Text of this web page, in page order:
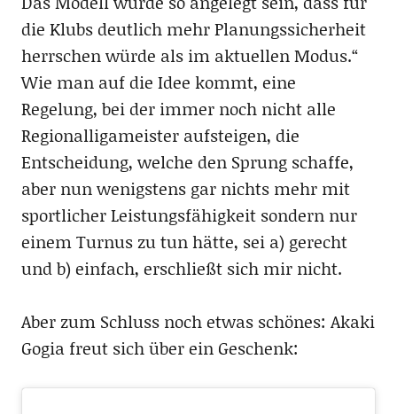
die Klubs deutlich mehr Planungssicherheit
herrschen würde als im aktuellen Modus.“
Wie man auf die Idee kommt, eine
Regelung, bei der immer noch nicht alle
Regionalligameister aufsteigen, die
Entscheidung, welche den Sprung schaffe,
aber nun wenigstens gar nichts mehr mit
sportlicher Leistungsfähigkeit sondern nur
einem Turnus zu tun hätte, sei a) gerecht
und b) einfach, erschließt sich mir nicht.
Aber zum Schluss noch etwas schönes: Akaki
Gogia freut sich über ein Geschenk: